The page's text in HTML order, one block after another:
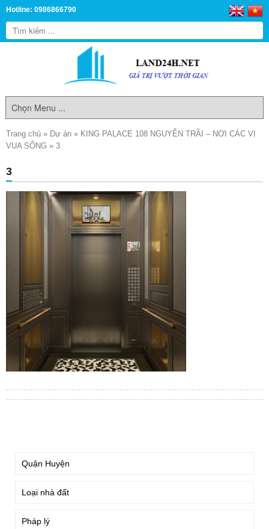
Hotline: 0986866790
Trang chủ » Dự án » KING PALACE 108 NGUYỄN TRÃI – NƠI CÁC VỊ
VUA SỐNG » 3
3